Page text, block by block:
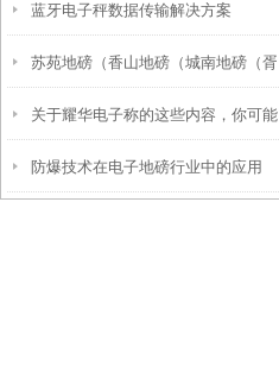
点
蓝牙电子秤数据传输解决方案
苏苑地磅（香山地磅（城南地磅（胥
口地磅）郭巷地磅）东山地磅维修
关于耀华电子称的这些内容，你可能
想知道
防爆技术在电子地磅行业中的应用